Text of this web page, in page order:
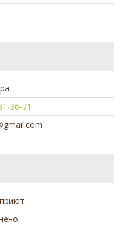
36-71
-